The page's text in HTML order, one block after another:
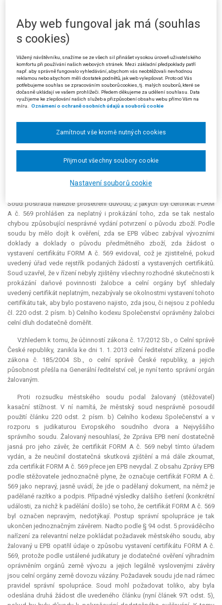
na základě systému správní spolupráce s orgány třetí země, považuje se
vydání potvrzení těmito orgány v případě, že se ukáže jako nesprávné, za
chybu, kterou nebylo možné rozumným způsobem zjistit ve smyslu prvního
pododstavce“. Podle soudu právě v rámci systému správní spolupráce s
orgány třetí země může při ověřování preferenčního statusu zboží dojít i
k jiné nesprávnosti – chybě, např. interní změnou v chodu úřadu,
personální obměnou apod. Ze zprávy EPB vyplývá, že předmětný
certifikát nebyl vydán tímto úřadem a že by mohl být (použito slovo
should be“) považován za neplatný a za falzifikát, nicméně ve zprávě je
dokladu a výsledek bude zřejmý, až toto řízení bude kompletně
ukončeno. Soud proto nepovažoval za prokázanou neexistenci
podmínky článku 220 odst. 2 písm. b) Celního kodexu Společenství pro
pochybnosti, zda ke zpochybnění platnosti certifikátu nedošlo
případným nesprávným postupem EPB v zemi vývozce. Soud tak
celnímu úřadu i celnímu ředitelství vytkl, že se touto otázkou nezabývaly,
Soud postrádá náležité prošetření důvodů, z jakých byl certifikát FORM
A č. 569 prohlášen za neplatný i prokázání toho, zda se tak nestalo
chybou způsobující nesprávné vydání potvrzení o původu zboží. Podle
soudu by mělo dojít k ověření, zda se EPB vůbec zabýval vývozními
doklady a doklady o původu předmětného zboží, zda žádost o
vystavení certifikátu FORM A č. 569 evidoval, což je zjistitelné, pokud
uvedený úřad vede rejstřík podaných žádostí a vystavených certifikátů.
Soud uzavřel, že v řízení nebyly zjištěny všechny rozhodné skutečnosti k
prokázání daňové povinnosti žalobce a celní orgány byť shledaly
uvedený certifikát neplatným, nezabývaly se okolnostmi vystavení tohoto
certifikátu tak, aby bylo postaveno najisto, zda jsou, či nejsou z pohledu
čl. 220 odst. 2 písm. b) Celního kodexu Společenství oprávněny žalobci
celní dluh dodatečně doměřit.
Vzhledem k tomu, že účinností zákona č. 17/2012 Sb., o Celní správě
České republiky, zanikla ke dni 1. 1. 2013 celní ředitelství zřízená podle
zákona č. 185/2004 Sb., o celní správě České republiky, a jejich
působnost přešla na Generální ředitelství cel, je nyní tento správní orgán
žalovaným.
Proti rozsudku městského soudu podal žalovaný (stěžovatel)
kasační stížnost. V ní namítá, že městský soud nesprávně posoudil
použití článku 220 odst. 2 písm. b) Celního kodexu Společenství a v
rozporu s judikaturou Evropského soudního dvora a Nejvyššího
správního soudu. Žalovaný nesouhlasí, že Zpráva EPB není dostatečně
jasná pro jeho závěr, že certifikát FORM A č. 569 nebyl tímto úřadem
vydán, a že neučinil dostatečná skutková zjištění a má dále zkoumat,
zda certifikát FORM A č. 569 přece jen EPB nevydal. Z obsahu Zprávy EPB
podle stěžovatele jednoznačně plyne, že označuje certifikát FORM A č.
569 jako nepravý, jasně uvádí, že jde o padělaný dokument, na němž je
padělané razítko a podpis. Případné výsledky dalšího šetření (konkrétní
události, za nichž k padělání došlo) se toho, že certifikát FORM A č. 569
byl označen nepravým, nedotýkají. Postup správní spolupráce je tak
ukončen jednoznačným závěrem. Nadto podle § 94 odst. 5 prováděcího
nařízení za relevantnínelze pokládat požadavek městského soudu, aby
žalovaný u EPB opatřil údaje o způsobu vystavení certifikátu FORM A č.
569, protože podle ustálené judikatury je dodatečné ověření výhradním
oprávněním orgánů země vývozu a jejich legálně vyslovenými závěry
jsou celní orgány země dovozu vázány. Požadavek soudu jde nad rámec
pravidel správní spolupráce. Soud mohl požadovat toliko, aby byla
odeslána druhá žádost dle uvedeného článku (nyní článek 97t odst. 5),
Aby web fungoval jak má (souhlas
s cookies)
Vážený návštěvníku, snažíme se ze všech sil přinášet vysokou úroveň uživatelského
komfortu při používání našich webových stránek. Mezi základní předpoklady patří
např. aby správně fungovalo vyhledávání, abychom vás neobtěžovali nevhodnou
reklamou nebo abychom měli dostatek podnětů, jak web vylepšovat. Proto od Vás
potřebujeme souhlas se zpracováním souborů cookies, tj. malých souborů, které se
dočasně ukládají ve vašem prohlížeči. Předem děkujeme za udělení souhlasu. Data
využijeme ke zlepšování našich služeb a přizpůsobení obsahu webu přímo Vám na
míru.
Oznámení o ochraně osobních údajů a souborů cookie
Nastavení souborů cookie
Zamítnout vše kromě nutných cookies
Přijmout všechny soubory cookie